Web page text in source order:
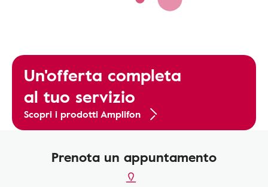
Un'offerta completa
al tuo servizio
Scopri i prodotti Amplifon
Prenota un appuntamento